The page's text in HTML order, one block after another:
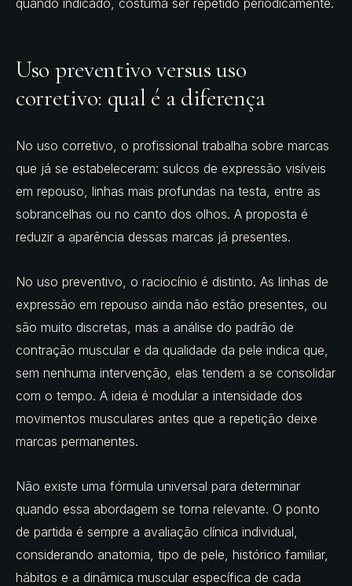
quando indicado, costuma ser repetido periodicamente.
Uso preventivo versus uso
corretivo: qual é a diferença
No uso corretivo, o profissional trabalha sobre marcas
que já se estabeleceram: sulcos de expressão visíveis
em repouso, linhas mais profundas na testa, entre as
sobrancelhas ou no canto dos olhos. A proposta é
reduzir a aparência dessas marcas já presentes.
No uso preventivo, o raciocínio é distinto. As linhas de
expressão em repouso ainda não estão presentes, ou
são muito discretas, mas a análise do padrão de
contração muscular e da qualidade da pele indica que,
sem nenhuma intervenção, elas tendem a se consolidar
com o tempo. A ideia é modular a intensidade dos
movimentos musculares antes que a repetição deixe
marcas permanentes.
Não existe uma fórmula universal para determinar
quando essa abordagem se torna relevante. O ponto
de partida é sempre a avaliação clínica individual,
considerando anatomia, tipo de pele, histórico familiar,
hábitos e a dinâmica muscular específica de cada